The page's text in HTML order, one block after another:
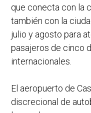
que conecta con la
también con la
julio y agosto para
pasajeros de cinco
internacionales.
El aeropuerto de
discrecional de